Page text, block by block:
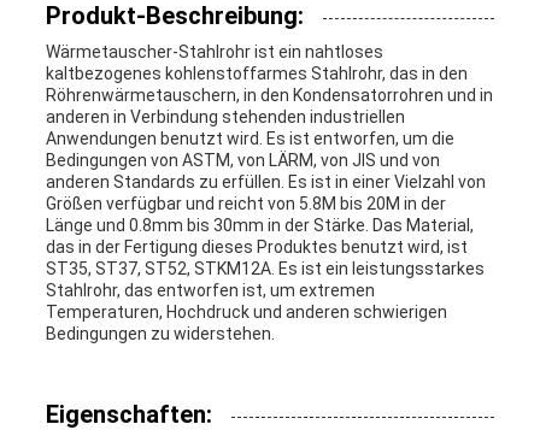
BESTIMMUNGEN
Produkt-Beschreibung:
Wärmetauscher-Stahlrohr ist ein nahtloses
kaltbezogenes kohlenstoffarmes Stahlrohr, das in den
Röhrenwärmetauschern, in den Kondensatorrohren und in
anderen in Verbindung stehenden industriellen
Anwendungen benutzt wird. Es ist entworfen, um die
Bedingungen von ASTM, von LÄRM, von JIS und von
anderen Standards zu erfüllen. Es ist in einer Vielzahl von
Größen verfügbar und reicht von 5.8M bis 20M in der
Länge und 0.8mm bis 30mm in der Stärke. Das Material,
das in der Fertigung dieses Produktes benutzt wird, ist
ST35, ST37, ST52, STKM12A. Es ist ein leistungsstarkes
Stahlrohr, das entworfen ist, um extremen
Temperaturen, Hochdruck und anderen schwierigen
Bedingungen zu widerstehen.
Eigenschaften: